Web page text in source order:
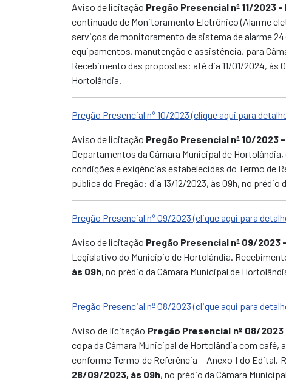
Aviso de licitação Pregão Presencial nº 11/2023
continuado de Monitoramento Eletrônico (Alarme
serviços de monitoramento de sistema de alarme
equipamentos, manutenção e assistência, para
Recebimento das propostas: até dia 11/01/2024, às
Hortolândia.
Pregão Presencial nº 10/2023 (clique aqui para
Aviso de licitação Pregão Presencial nº 10/2023
Departamentos da Câmara Municipal de
condições e exigências estabelecidas do Termo de
pública do Pregão: dia 13/12/2023, às 09h, no prédio
Pregão Presencial nº 09/2023 (clique aqui para
Aviso de licitação Pregão Presencial nº 09/2023
Legislativo do Município de Hortolândia.
às 09h, no prédio da Câmara Municipal de
Pregão Presencial nº 08/2023 (clique aqui para
Aviso de licitação Pregão Presencial nº 08/2023
copa da Câmara Municipal de Hortolândia com
conforme Termo de Referência – Anexo I do Edital.
28/09/2023, às 09h, no prédio da Câmara